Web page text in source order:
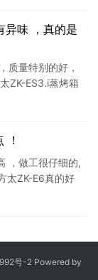
异味 ，真的是
质量特别的好，
ZK-ES3.i蒸烤箱
！
，做工很仔细的,
太ZK-E6真的好
号-2 Powered by